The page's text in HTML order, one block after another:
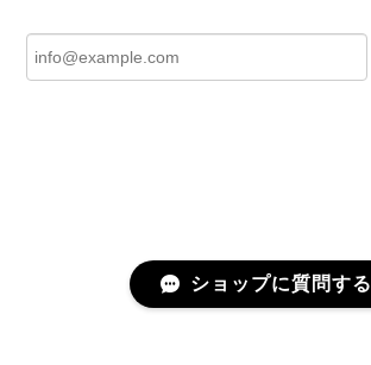
ショップに質問する